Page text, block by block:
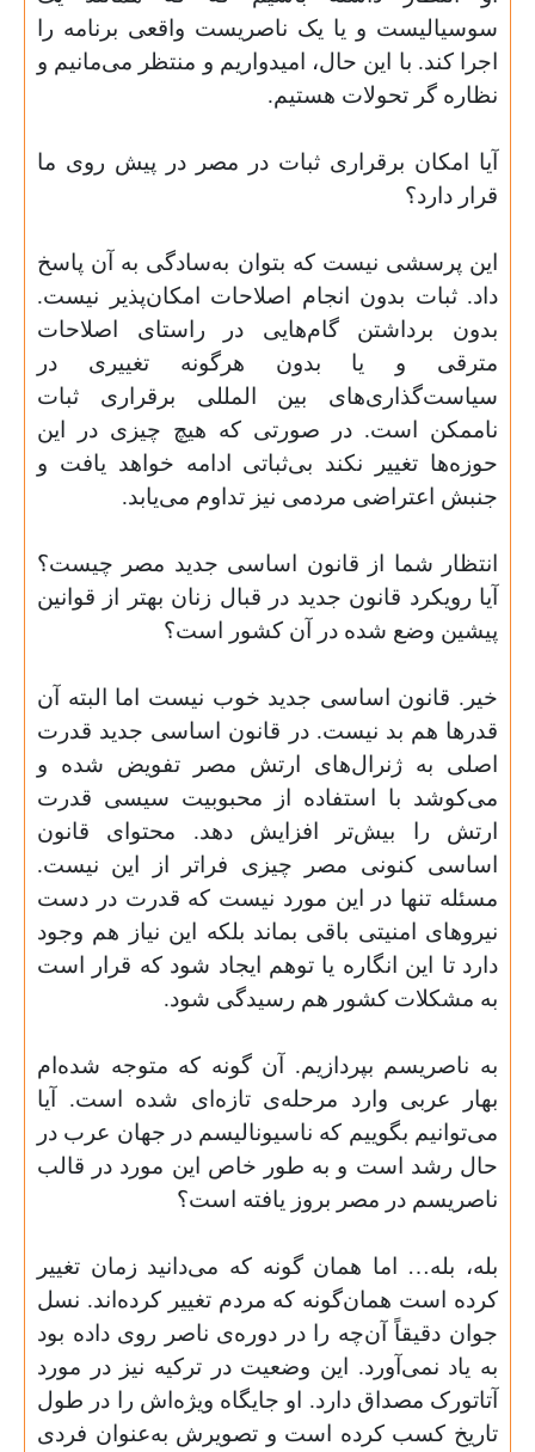
سوسیالیست و یا یک ناصریست واقعی برنامه را
اجرا کند. با این حال، امیدواریم و منتظر می‌مانیم و
نظاره گر تحولات هستیم.
آیا امکان برقراری ثبات در مصر در پیش روی ما
قرار دارد؟
این پرسشی نیست که بتوان به‌سادگی به آن پاسخ
داد. ثبات بدون انجام اصلاحات امکان‌پذیر نیست.
بدون برداشتن گام‌هایی در راستای اصلاحات
مترقی و یا بدون هرگونه تغییری در
سیاست‌گذاری‌های بین المللی برقراری ثبات
ناممکن است. در صورتی که هیچ چیزی در این
حوزه‌ها تغییر نکند بی‌ثباتی ادامه خواهد یافت و
جنبش اعتراضی مردمی نیز تداوم می‌یابد.
انتظار شما از قانون اساسی جدید مصر چیست؟
آیا رویکرد قانون جدید در قبال زنان بهتر از قوانین
پیشین وضع شده در آن کشور است؟
خیر. قانون اساسی جدید خوب نیست اما البته آن
قدرها هم بد نیست. در قانون اساسی جدید قدرت
اصلی به ژنرال‌های ارتش مصر تفویض شده و
می‌کوشد با استفاده از محبوبیت سیسی قدرت
ارتش را بیش‌تر افزایش دهد. محتوای قانون
اساسی کنونی مصر چیزی فراتر از این نیست.
مسئله تنها در این مورد نیست که قدرت در دست
نیروهای امنیتی باقی بماند بلکه این نیاز هم وجود
دارد تا این انگاره یا توهم ایجاد شود که قرار است
به مشکلات کشور هم رسیدگی شود.
به ناصریسم بپردازیم. آن گونه که متوجه شده‌ا‌م
بهار عربی وارد مرحله‌ی تازه‌ای شده است. آیا
می‌توانیم بگوییم که ناسیونالیسم در جهان عرب در
حال رشد است و به طور خاص این مورد در قالب
ناصریسم در مصر بروز یافته است؟
بله، بله… اما همان گونه که می‌دانید زمان تغییر
کرده است همان‌گونه که مردم تغییر کرده‌ا‌ند. نسل
جوان دقیقاً آن‌چه را در دوره‌ی ناصر روی داده بود
به یاد نمی‌آورد. این وضعیت در ترکیه نیز در مورد
آتاتورک مصداق دارد. او جایگاه ویژه‌اش را در طول
تاریخ کسب کرده است و تصویرش به‌عنوان فردی